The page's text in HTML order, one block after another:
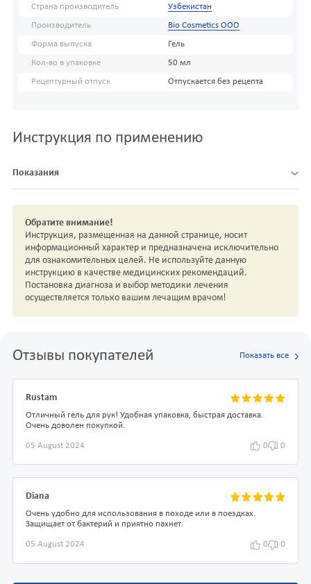
Страна производитель Узбекистан
Производитель Bio Cosmetics OOO
Форма выпуска Гель
Кол-во в упаковке 50 мл
Рецептурный отпуск Отпускается без рецепта
Инструкция по применению
Показания
Обратите внимание!
Инструкция, размещенная на данной странице, носит
информационный характер и предназначена исключительно
для ознакомительных целей. Не используйте данную
инструкцию в качестве медицинских рекомендаций.
Постановка диагноза и выбор методики лечения
осуществляется только вашим лечащим врачом!
Отзывы покупателей Показать все
Rustam
Отличный гель для рук! Удобная упаковка, быстрая доставка.
Очень доволен покупкой.
05 August 2024 0 0
Diana
Очень удобно для использования в походе или в поездках.
Защищает от бактерий и приятно пахнет.
05 August 2024 0 0